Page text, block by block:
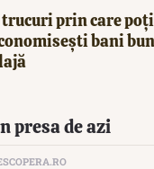
prin care
bani
presa de azi